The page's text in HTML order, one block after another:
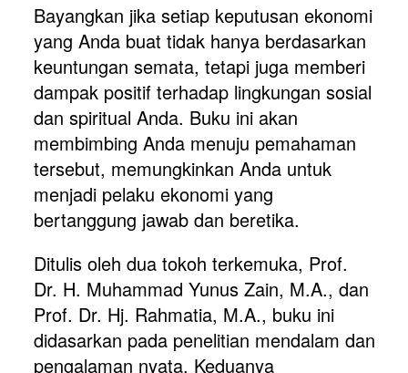
Bayangkan jika setiap keputusan ekonomi
yang Anda buat tidak hanya berdasarkan
keuntungan semata, tetapi juga memberi
dampak positif terhadap lingkungan sosial
dan spiritual Anda. Buku ini akan
membimbing Anda menuju pemahaman
tersebut, memungkinkan Anda untuk
menjadi pelaku ekonomi yang
bertanggung jawab dan beretika.
Ditulis oleh dua tokoh terkemuka, Prof.
Dr. H. Muhammad Yunus Zain, M.A., dan
Prof. Dr. Hj. Rahmatia, M.A., buku ini
didasarkan pada penelitian mendalam dan
pengalaman nyata. Keduanya